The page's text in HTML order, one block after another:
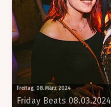
Freitag, 08. März 2024
Friday Beats 08.03.2024